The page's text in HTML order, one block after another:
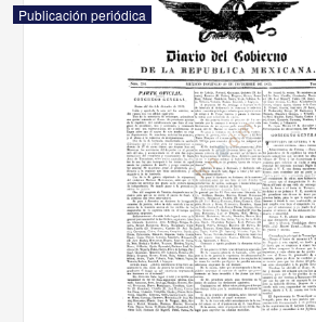
Publicación periódica